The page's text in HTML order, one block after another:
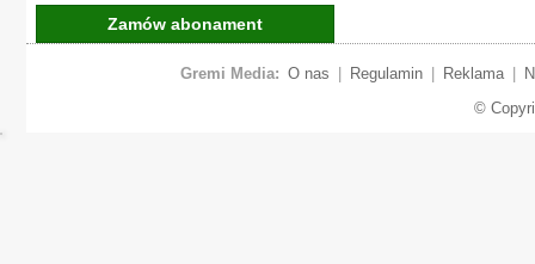
Zamów abonament
Gremi Media: O nas Regulamin Reklama
©